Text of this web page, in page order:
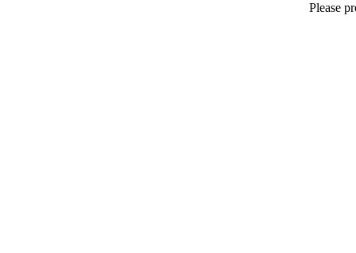
Please